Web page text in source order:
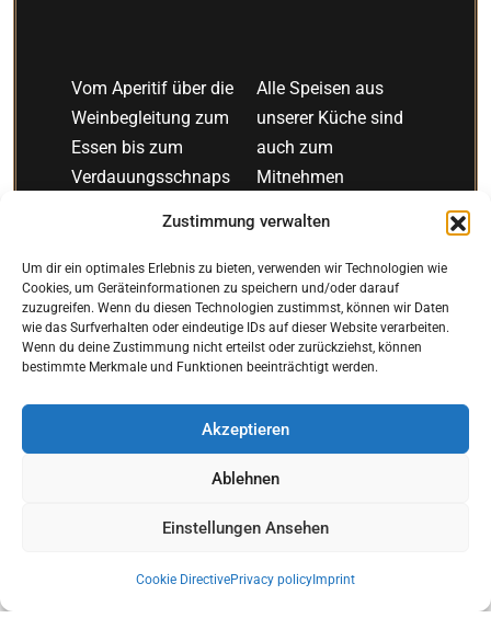
Zustimmung verwalten
Um dir ein optimales Erlebnis zu bieten, verwenden wir Technologien wie
Cookies, um Geräteinformationen zu speichern und/oder darauf
zuzugreifen. Wenn du diesen Technologien zustimmst, können wir Daten
wie das Surfverhalten oder eindeutige IDs auf dieser Website verarbeiten.
Wenn du deine Zustimmung nicht erteilst oder zurückziehst, können
bestimmte Merkmale und Funktionen beeinträchtigt werden.
Akzeptieren
Ablehnen
Einstellungen Ansehen
Cookie DirectivePrivacy policy Imprint
Vom Aperitif über die
Weinbegleitung zum
Essen bis zum
Verdauungsschnaps
eine
Auswahl. HerausragenddieWeinkarte,
die mit ihrem
großem Spektrum
anheimischenundinternationalen
Alle Speisen aus
unserer Küche sind
auch zum
Mitnehmen
zu Hause oder
unterwegs erleben
können. Genießen
Sie die
Sie möchten.
BESTELLEN
MITNEHMEN